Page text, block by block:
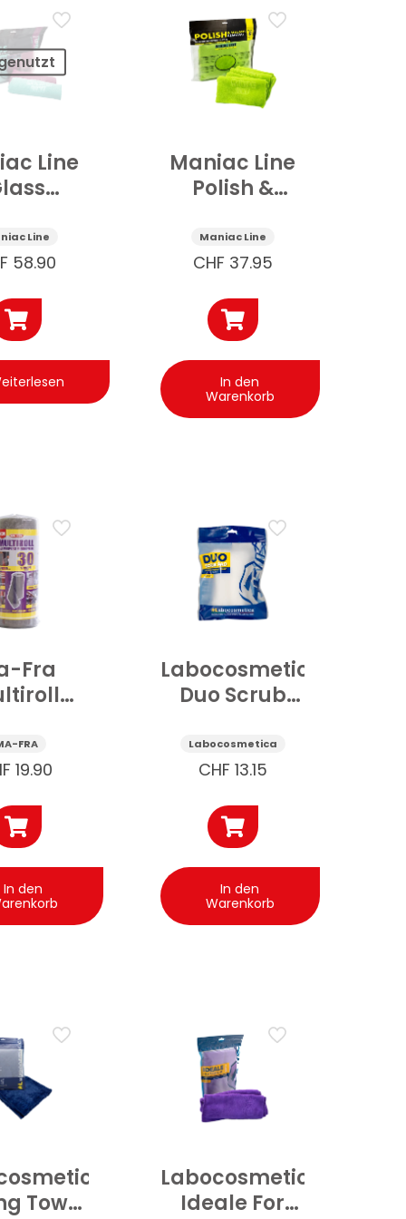
Line
6
Stk
Line
58.90
Maniac Line
Polish &
Remover
Mikrofasertuch
Maniac Line
CHF37.95
In den
Warenkorb
Fra
1
FRA
19.90
In den
Labocosmetica
Duo Scrub
zweiseitig
Multifläche
Labocosmetica
CHF13.15
In den
Warenkorb
Towel
Labocosmetica
Ideale For